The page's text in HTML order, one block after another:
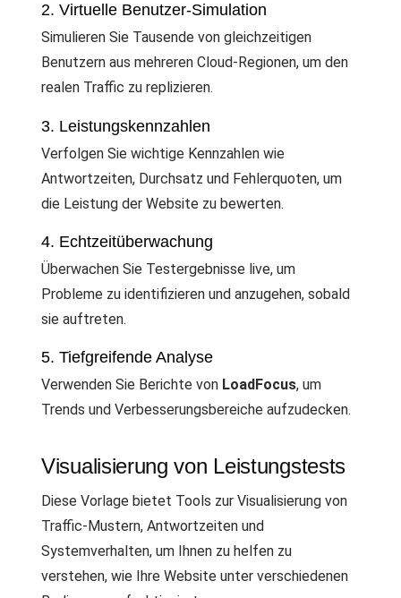
2. Virtuelle Benutzer-Simulation
Simulieren Sie Tausende von gleichzeitigen
Benutzern aus mehreren Cloud-Regionen, um den
realen Traffic zu replizieren.
3. Leistungskennzahlen
Verfolgen Sie wichtige Kennzahlen wie
Antwortzeiten, Durchsatz und Fehlerquoten, um
die Leistung der Website zu bewerten.
4. Echtzeitüberwachung
Überwachen Sie Testergebnisse live, um
Probleme zu identifizieren und anzugehen, sobald
sie auftreten.
5. Tiefgreifende Analyse
Verwenden Sie Berichte von LoadFocus, um
Trends und Verbesserungsbereiche aufzudecken.
Visualisierung von Leistungstests
Diese Vorlage bietet Tools zur Visualisierung von
Traffic-Mustern, Antwortzeiten und
Systemverhalten, um Ihnen zu helfen zu
verstehen, wie Ihre Website unter verschiedenen